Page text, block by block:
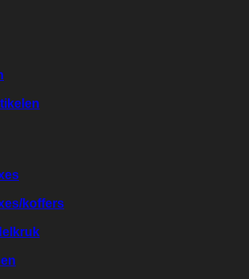
koffers